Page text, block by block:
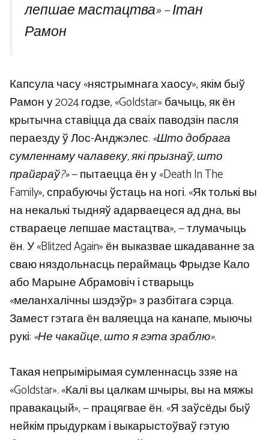
лепшае мастацтва» – Ітан
Рамон
Капсула часу «нястрымнага хаосу», якім быў
Рамон у 2024 годзе, «Goldstar» бачыць, як ён
крытычна ставіцца да сваіх паводзін пасля
пераезду ў Лос-Анджэлес.«Што добрага
сумленнаму чалавеку, які прызнаў, што
прайграў?»— пытаецца ён у «Death In The
Family», спрабуючы ўстаць на ногі. «Як толькі вы
на некалькі тыдняў адарваецеся ад дна, вы
ствараеце лепшае мастацтва», — тлумачыць
ён. У «Blitzed Again» ён выказвае шкадаванне за
сваю няздольнасць пераймаць Фрыдзе Кало
або Марыне Абрамовіч і стварыць
«меланхалічны шэдэўр» з разбітага сэрца.
Замест гэтага ён валяецца на канапе, мыючы
рукі:«Не чакайце, што я гэта зраблю».
Такая непрымірымая сумленнасць ззяе на
«Goldstar». «Калі вы цалкам шчыры, вы на мяжы
правакацый», — працягвае ён. «Я заўсёды быў
нейкім прыдуркам і выкарыстоўваў гэтую